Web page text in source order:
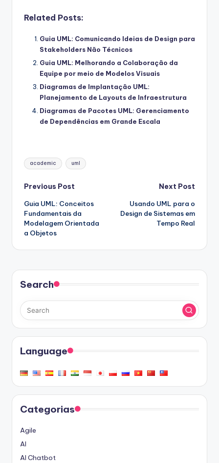
Related Posts:
Guia UML: Comunicando Ideias de Design para
Stakeholders Não Técnicos
Guia UML: Melhorando a Colaboração da
Equipe por meio de Modelos Visuais
Diagramas de Implantação UML:
Planejamento de Layouts de Infraestrutura
Diagramas de Pacotes UML: Gerenciamento
de Dependências em Grande Escala
Tags:
academic uml
Post
navigation
Previous Post
Guia UML: Conceitos
Fundamentais da
Modelagem Orientada
a Objetos
Next Post
Usando UML para o
Design de Sistemas em
Tempo Real
Search
Language
Categorias
Agile
AI
AI Chatbot